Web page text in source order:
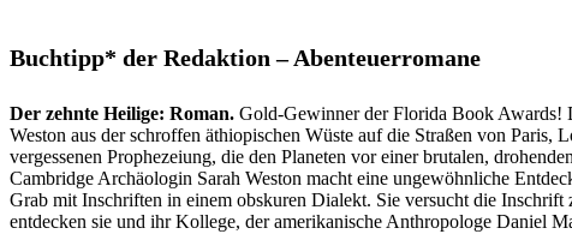
Buchtipp* der Redaktion – Abenteuerromane
Der zehnte Heilige: Roman. Gold-Gewinner der Florida Book
Weston aus der schroffen äthiopischen Wüste auf die Straßen von
vergessenen Prophezeiung, die den Planeten vor einer brutalen,
Cambridge Archäologin Sarah Weston macht eine ungewöhnliche
Grab mit Inschriften in einem obskuren Dialekt. Sie versucht die
entdecken sie und ihr Kollege, der amerikanische Anthropologe Daniel